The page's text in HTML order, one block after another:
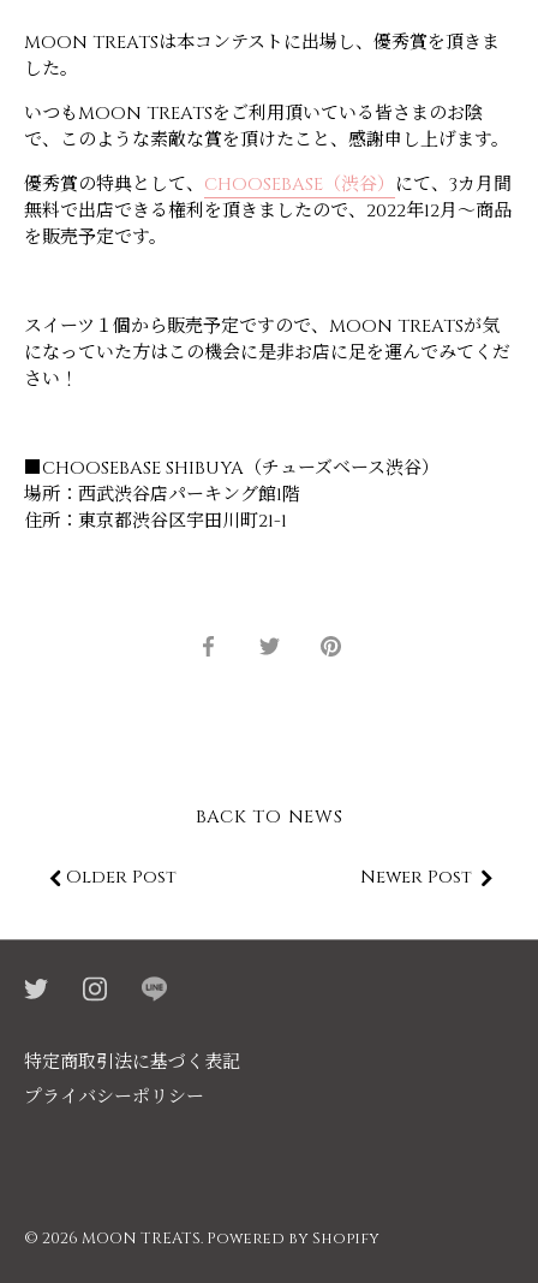
MOON TREATSは本コンテストに出場し、優秀賞を頂きま
した。
いつもMOON TREATSをご利用頂いている皆さまのお陰
で、このような素敵な賞を頂けたこと、感謝申し上げます。
優秀賞の特典として、 CHOOSEBASE（渋谷） にて、3カ月間
無料で出店できる権利を頂きましたので、2022年12月～商品
を販売予定です。
スイーツ１個から販売予定ですので、MOON TREATSが気
になっていた方はこの機会に是非お店に足を運んでみてくだ
さい！
■CHOOSEBASE SHIBUYA（チューズベース渋谷）
場所：西武渋谷店パーキング館1階
住所：東京都渋谷区宇田川町21-1
Share Share Pin
BACK TO NEWS
Older Post Newer Post
特定商取引法に基づく表記
プライバシーポリシー
© 2026 MOON TREATS. Powered by Shopify